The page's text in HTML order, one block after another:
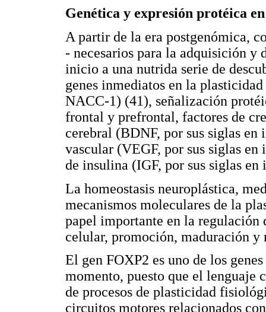
Genética y expresión protéica
A partir de la era postgenómica,
- necesarios para la adquisición y
inicio a una nutrida serie de
genes inmediatos en la
NACC-1) (41), señalización
frontal y prefrontal, factores de
cerebral (BDNF, por sus siglas
vascular (VEGF, por sus siglas
de insulina (IGF, por sus siglas
La homeostasis neuroplástica,
mecanismos moleculares de la
papel importante en la regulación
celular, promoción, maduración
El gen FOXP2 es uno de los
momento, puesto que el lenguaje
de procesos de plasticidad
circuitos motores relacionados